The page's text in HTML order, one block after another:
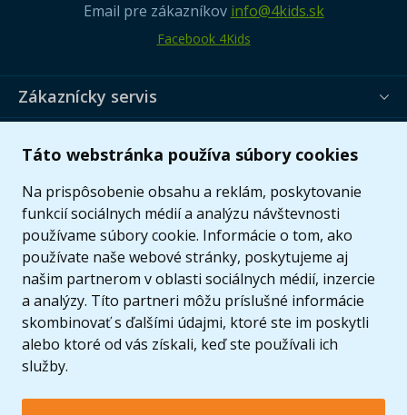
Táto webstránka používa súbory cookies
Na prispôsobenie obsahu a reklám, poskytovanie
funkcií sociálnych médií a analýzu návštevnosti
používame súbory cookie. Informácie o tom, ako
používate naše webové stránky, poskytujeme aj
našim partnerom v oblasti sociálnych médií, inzercie
a analýzy. Títo partneri môžu príslušné informácie
skombinovať s ďalšími údajmi, ktoré ste im poskytli
alebo ktoré od vás získali, keď ste používali ich
služby.
Email pre zákazníkov info@4kids.sk
Facebook 4Kids
Zákaznícky servis